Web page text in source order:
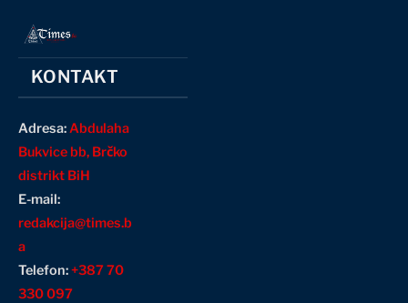
KONTAKT
Adresa:Abdulaha
Bukvice bb, Brčko
distrikt BiH
E-mail:
redakcija@times.b
a
Telefon:+387 70
330 097